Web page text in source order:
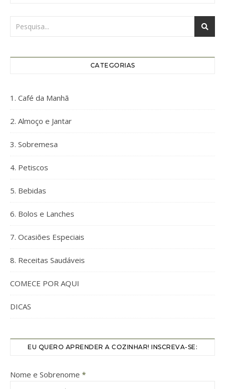
CATEGORIAS
1. Café da Manhã
2. Almoço e Jantar
3. Sobremesa
4. Petiscos
5. Bebidas
6. Bolos e Lanches
7. Ocasiões Especiais
8. Receitas Saudáveis
COMECE POR AQUI
DICAS
EU QUERO APRENDER A COZINHAR! INSCREVA-SE:
Nome e Sobrenome *